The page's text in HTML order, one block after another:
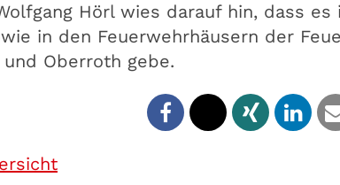
Hörl wies darauf hin, dass
in den Feuerwehrhäusern der
Oberroth gebe.